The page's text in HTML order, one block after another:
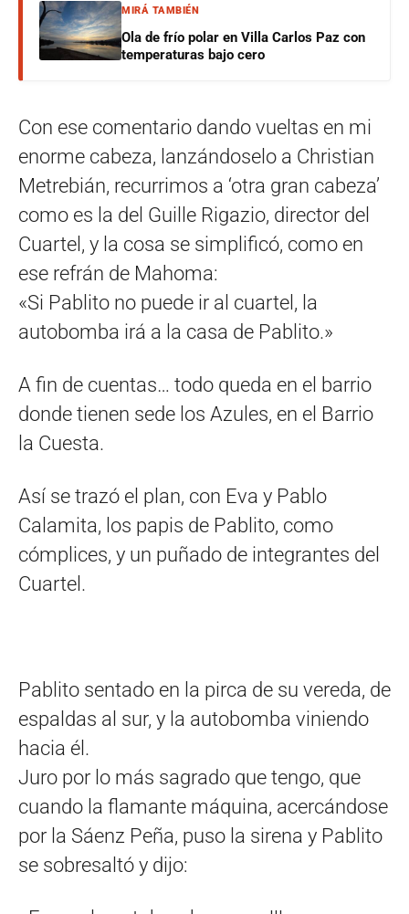
MIRÁ TAMBIÉN
Ola de frío polar en Villa Carlos Paz con
temperaturas bajo cero
Con ese comentario dando vueltas en mi
enorme cabeza, lanzándoselo a Christian
Metrebián, recurrimos a ‘otra gran cabeza’
como es la del Guille Rigazio, director del
Cuartel, y la cosa se simplificó, como en
ese refrán de Mahoma:
«Si Pablito no puede ir al cuartel, la
autobomba irá a la casa de Pablito.»
A fin de cuentas… todo queda en el barrio
donde tienen sede los Azules, en el Barrio
la Cuesta.
Así se trazó el plan, con Eva y Pablo
Calamita, los papis de Pablito, como
cómplices, y un puñado de integrantes del
Cuartel.
Pablito sentado en la pirca de su vereda, de
espaldas al sur, y la autobomba viniendo
hacia él.
Juro por lo más sagrado que tengo, que
cuando la flamante máquina, acercándose
por la Sáenz Peña, puso la sirena y Pablito
se sobresaltó y dijo: